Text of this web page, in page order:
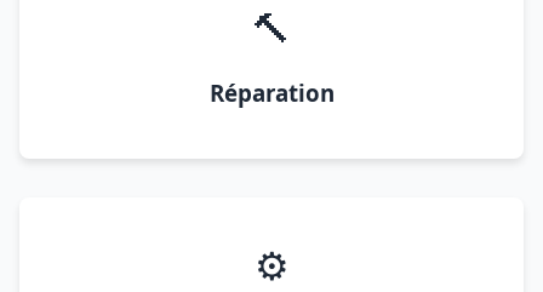
🔨
Réparation
⚙️